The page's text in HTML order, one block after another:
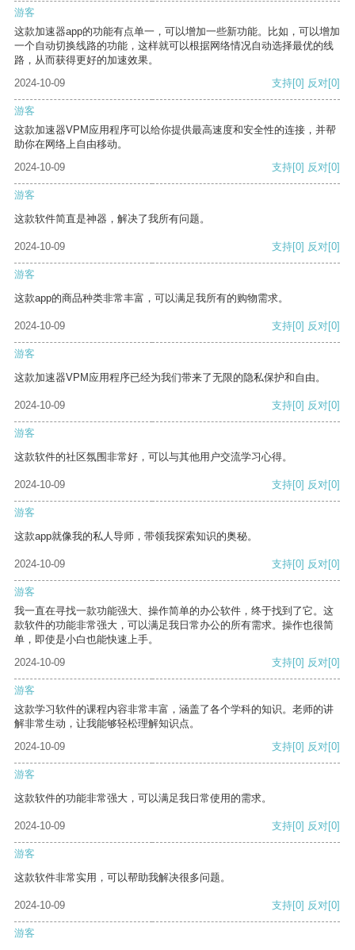
游客
这款加速器app的功能有点单一，可以增加一些新功能。比如，可以增加
一个自动切换线路的功能，这样就可以根据网络情况自动选择最优的线
路，从而获得更好的加速效果。
2024-10-09
支持[0] 反对[0]
游客
这款加速器VPM应用程序可以给你提供最高速度和安全性的连接，并帮
助你在网络上自由移动。
2024-10-09
支持[0] 反对[0]
游客
这款软件简直是神器，解决了我所有问题。
2024-10-09 支持[0] 反对[0]
游客
这款app的商品种类非常丰富，可以满足我所有的购物需求。
2024-10-09 支持[0] 反对[0]
游客
这款加速器VPM应用程序已经为我们带来了无限的隐私保护和自由。
2024-10-09 支持[0] 反对[0]
游客
这款软件的社区氛围非常好，可以与其他用户交流学习心得。
2024-10-09 支持[0] 反对[0]
游客
这款app就像我的私人导师，带领我探索知识的奥秘。
2024-10-09 支持[0] 反对[0]
游客
我一直在寻找一款功能强大、操作简单的办公软件，终于找到了它。这
款软件的功能非常强大，可以满足我日常办公的所有需求。操作也很简
单，即使是小白也能快速上手。
2024-10-09
支持[0] 反对[0]
游客
这款学习软件的课程内容非常丰富，涵盖了各个学科的知识。老师的讲
解非常生动，让我能够轻松理解知识点。
2024-10-09
支持[0] 反对[0]
游客
这款软件的功能非常强大，可以满足我日常使用的需求。
2024-10-09 支持[0] 反对[0]
游客
这款软件非常实用，可以帮助我解决很多问题。
2024-10-09 支持[0] 反对[0]
游客